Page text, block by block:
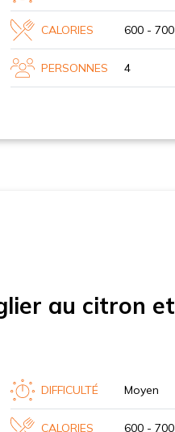
CALORIES 600 - 700
PERSONNES 4
au citron et
DIFFICULTÉ Moyen
CALORIES 600 - 700